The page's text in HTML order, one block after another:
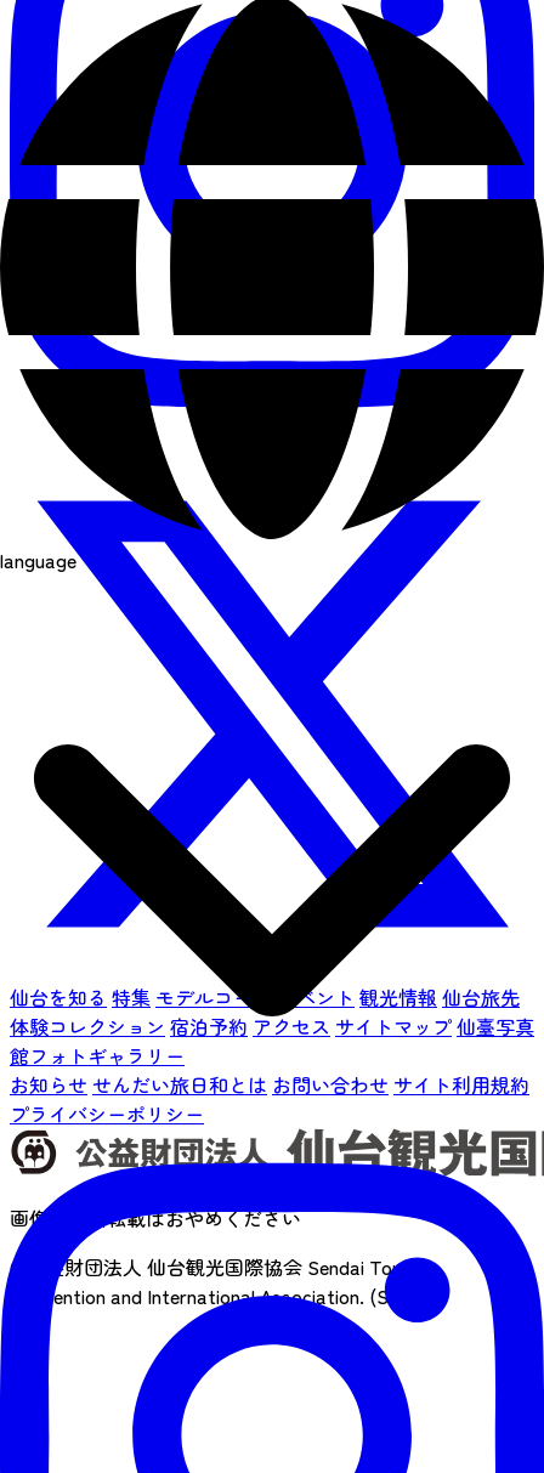
language
仙台を知る 特集 モデルコース イベント 観光情報 仙台旅先
体験コレクション 宿泊予約 アクセス サイトマップ仙臺写真
館フォトギャラリー
お知らせ せんだい旅日和とは お問い合わせ サイト利用規約
プライバシーポリシー
画像の無断転載はおやめください
©公益財団法人 仙台観光国際協会 Sendai Tourism,
Convention and International Association. (SenTIA)